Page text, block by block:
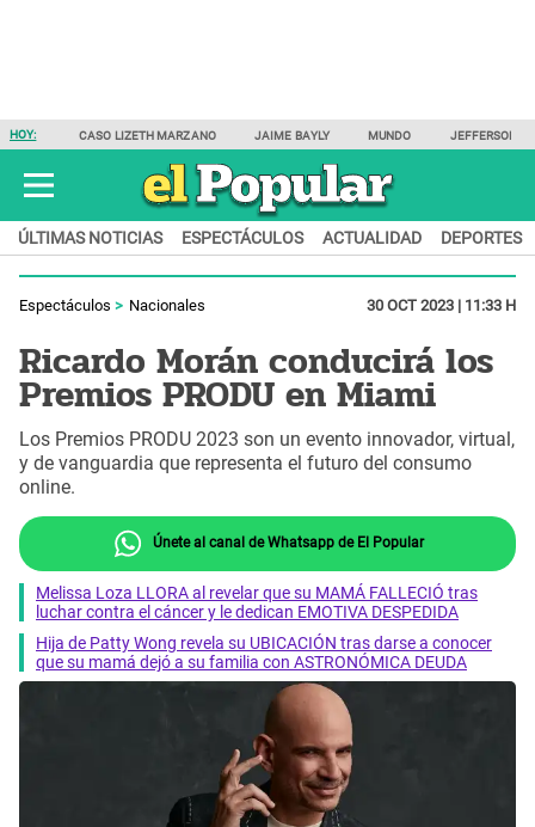
HOY: CASO LIZETH MARZANO JAIME BAYLY MUNDO JEFFERSON
ÚLTIMAS NOTICIAS ESPECTÁCULOS ACTUALIDAD DEPORTES
Espectáculos Nacionales 30 OCT 2023 | 11:33 H
Ricardo Morán conducirá los
Premios PRODU en Miami
Los Premios PRODU 2023 son un evento innovador, virtual,
y de vanguardia que representa el futuro del consumo
online.
Únete al canal de Whatsapp de El Popular
Melissa Loza LLORA al revelar que su MAMÁ FALLECIÓ tras
luchar contra el cáncer y le dedican EMOTIVA DESPEDIDA
Hija de Patty Wong revela su UBICACIÓN tras darse a conocer
que su mamá dejó a su familia con ASTRONÓMICA DEUDA